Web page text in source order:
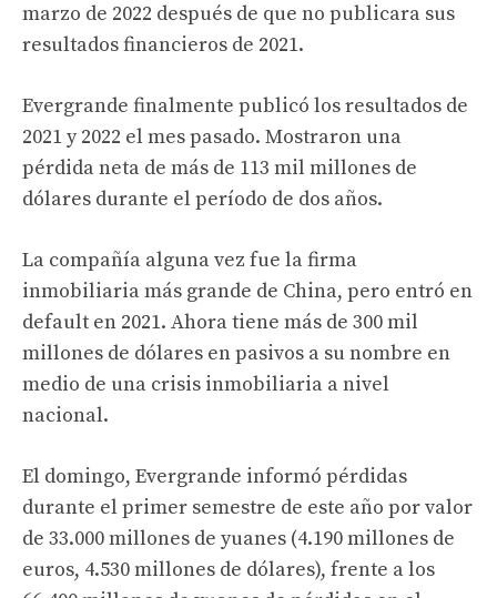
marzo de 2022 después de que no publicara sus
resultados financieros de 2021.
Evergrande finalmente publicó los resultados de
2021 y 2022 el mes pasado. Mostraron una
pérdida neta de más de 113 mil millones de
dólares durante el período de dos años.
La compañía alguna vez fue la firma
inmobiliaria más grande de China, pero entró en
default en 2021. Ahora tiene más de 300 mil
millones de dólares en pasivos a su nombre en
medio de una crisis inmobiliaria a nivel
nacional.
El domingo, Evergrande informó pérdidas
durante el primer semestre de este año por valor
de 33.000 millones de yuanes (4.190 millones de
euros, 4.530 millones de dólares), frente a los